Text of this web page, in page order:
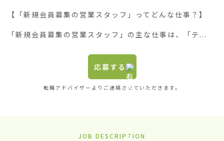
【「新規会員募集の営業スタッフ」ってどんな仕事？】
「新規会員募集の営業スタッフ」の主な仕事は、「テ...
応募する
転職アドバイザーよりご連絡させていただきます。
JOB DESCRIPTION